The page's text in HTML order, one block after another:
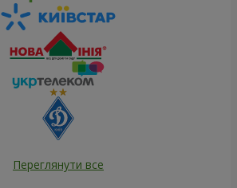
Переглянути все